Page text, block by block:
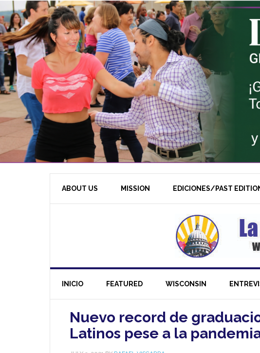
ABOUT US MISSION EDICIONES/PAST
INICIO FEATURED WISCONSIN
Nuevo record de
Latinos pese a la